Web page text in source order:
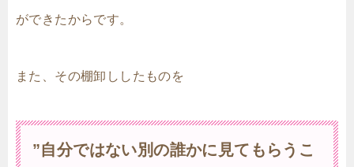
ができたからです。
また、その棚卸ししたものを
”自分ではない別の誰かに見てもらうこ